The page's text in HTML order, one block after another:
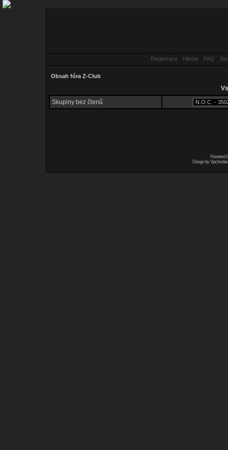
Registrace Hledat FAQ
Obsah fóra Z-Club
Skupiny bez členů
Powered
Design by